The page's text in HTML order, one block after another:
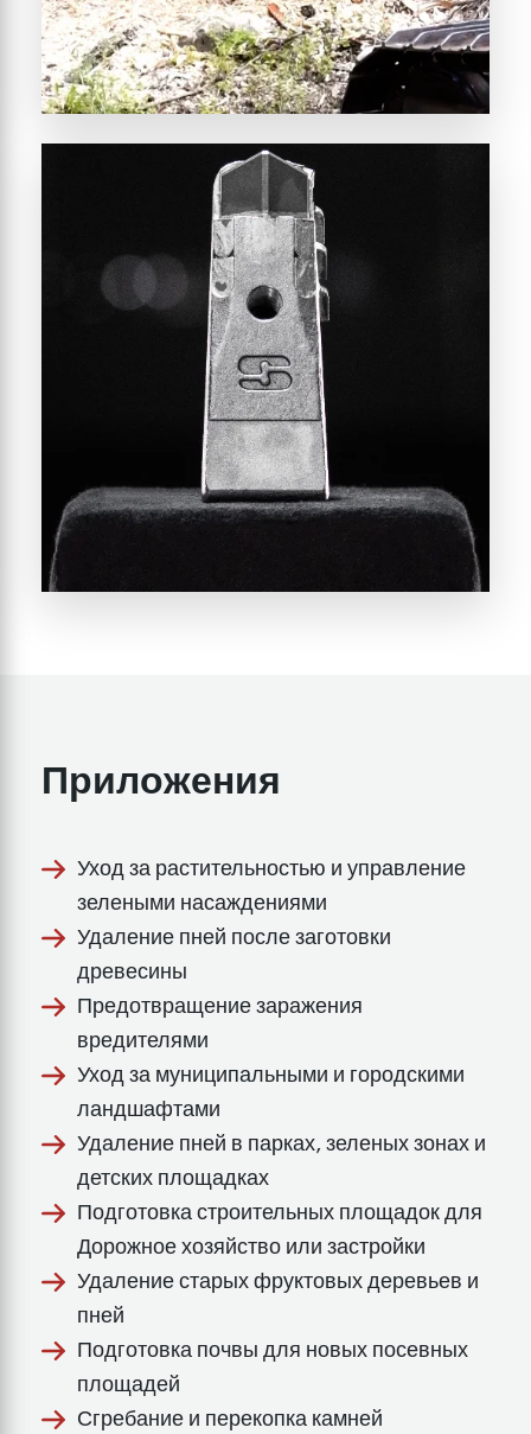
Приложения
Уход за растительностью и управление
зелеными насаждениями
Удаление пней после заготовки
древесины
Предотвращение заражения
вредителями
Уход за муниципальными и городскими
ландшафтами
Удаление пней в парках, зеленых зонах и
детских площадках
Подготовка строительных площадок для
Дорожное хозяйство или застройки
Удаление старых фруктовых деревьев и
пней
Подготовка почвы для новых посевных
площадей
Сгребание и перекопка камней